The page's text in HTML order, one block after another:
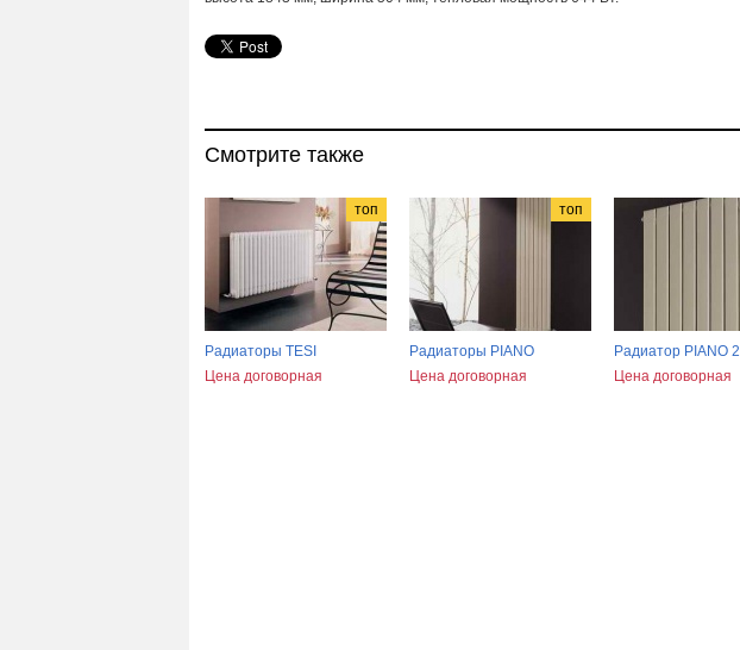
Смотрите также
топ
Радиаторы TESI
Цена договорная
топ
Радиаторы PIANO
Цена договорная
Радиатор PIANO 2
Цена договорная